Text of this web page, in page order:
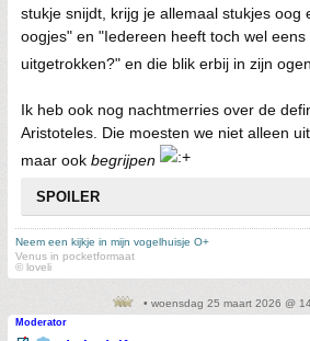
stukje snijdt, krijg je allemaal stukjes oog
oogjes" en "Iedereen heeft toch wel
uitgetrokken?" en die blik erbij in zijn
Ik heb ook nog nachtmerries over de
Aristoteles. Die moesten we niet alleen
maar ook begrijpen
SPOILER
Neem een kijkje in mijn vogelhuisje O+
Venus in pocketformaat
© loveli
• woensdag 25 maart 2026 @
Moderator